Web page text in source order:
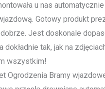
u nas
Gotowy produkt
Jest doskonale
dokładnie tak, jak na
wszystkim!